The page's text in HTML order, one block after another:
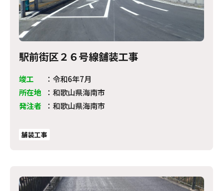
駅前街区２６号線舗装工事
竣工 ： 令和6年7月
所在地
： 和歌山県海南市
発注者
： 和歌山県海南市
舗装工事